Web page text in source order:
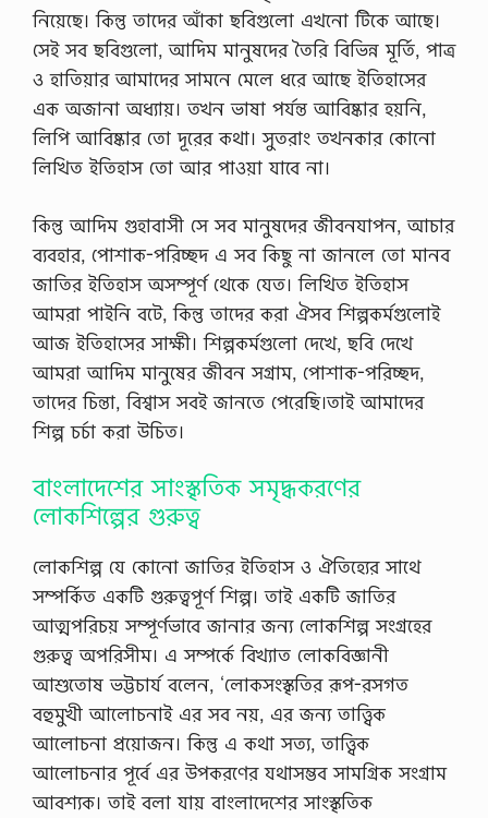
a
n
x
r
s
s
র
আ
ত
লি
বা
জা
নিয়েছে। কিন্তু তাদের আঁকা ছবিগুলাে এখনাে টিকে আছে।
সেই সব ছবিগুলাে, আদিম মানুষদের তৈরি বিভিন্ন মূর্তি, পাত্র
ও হাতিয়ার আমাদের সামনে মেলে ধরে আছে ইতিহাসের
এক অজানা অধ্যায়। তখন ভাষা পর্যন্ত আবিষ্কার হয়নি,
লিপি আবিষ্কার তাে দূরের কথা। সুতরাং তখনকার কোনাে
লিখিত ইতিহাস তাে আর পাওয়া যাবে না।
কিন্তু আদিম গুহাবাসী সে সব মানুষদের জীবনযাপন, আচার
ব্যবহার, পােশাক-পরিচ্ছদ এ সব কিছু না জানলে তাে মানব
জাতির ইতিহাস অসম্পূর্ণ থেকে যেত। লিখিত ইতিহাস
আমরা পাইনি বটে, কিন্তু তাদের করা ঐসব শিল্পকর্মগুলােই
আজ ইতিহাসের সাক্ষী। শিল্পকর্মগুলাে দেখে, ছবি দেখে
আমরা আদিম মানুষের জীবন সগ্রাম, পােশাক-পরিচ্ছদ,
তাদের চিন্তা, বিশ্বাস সবই জানতে পেরেছি।তাই আমাদের
শিল্প চর্চা করা উচিত।
বাংলাদেশের সাংস্কৃতিক সমৃদ্ধকরণের
লোকশিল্পের গুরুত্ব
লােকশিল্প যে কোনাে জাতির ইতিহাস ও ঐতিহ্যের সাথে
সম্পর্কিত একটি গুরুত্বপূর্ণ শিল্প। তাই একটি জাতির
আত্মপরিচয় সম্পূর্ণভাবে জানার জন্য লােকশিল্প সংগ্রহের
গুরুত্ব অপরিসীম। এ সম্পর্কে বিখ্যাত লােকবিজ্ঞানী
আশুতােষ ভট্টচার্য বলেন, ‘লোকসংস্কৃতির রূপ-রসগত
বহুমুখী আলােচনাই এর সব নয়, এর জন্য তাত্ত্বিক
আলােচনা প্রয়ােজন। কিন্তু এ কথা সত্য, তাত্ত্বিক
আলােচনার পূর্বে এর উপকরণের যথাসম্ভব সামগ্রিক সংগ্রাম
আবশ্যক। তাই বলা যায় বাংলাদেশের সাংস্কৃতিক